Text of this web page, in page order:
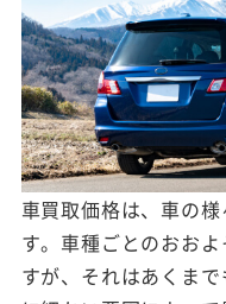
車買取価格は、車の
す。車種ごとのおお
すが、それはあくま